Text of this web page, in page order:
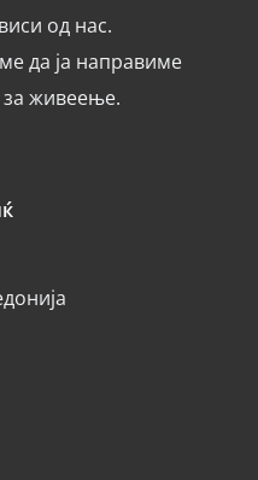
од нас.
да ја направиме
за живеење.